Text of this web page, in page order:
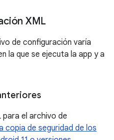
XML
de configuración varía
la que se ejecuta la app y a
para el archivo de
copia de seguridad de los